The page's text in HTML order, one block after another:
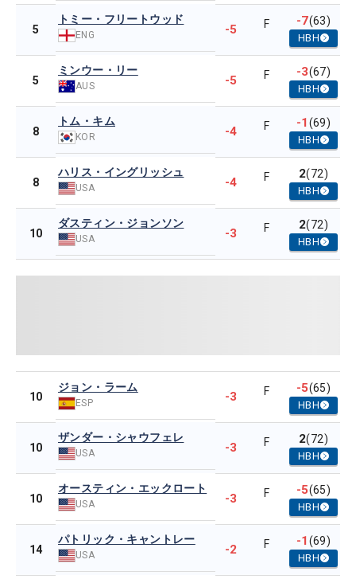
5
トミー・フリートウッド
ENG -5 F -7(63)
HBH
5
ミンウー・リー
AUS -5 F -3(67)
HBH
8
トム・キム
KOR -4 F -1(69)
HBH
8
ハリス・イングリッシュ
USA -4 F 2(72)
HBH
10
ダスティン・ジョンソン
USA -3 F 2(72)
HBH
10
ジョン・ラーム
ESP -3 F -5(65)
HBH
10
ザンダー・シャウフェレ
USA -3 F 2(72)
HBH
10
オースティン・エックロート
USA -3 F -5(65)
HBH
14
パトリック・キャントレー
USA -2 F -1(69)
HBH